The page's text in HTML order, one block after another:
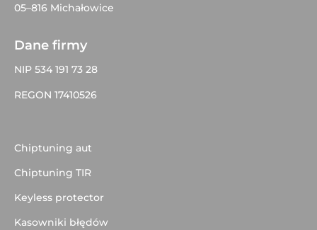
05–816 Michałowice
Dane firmy
NIP 534 191 73 28
REGON 17410526
Chiptuning aut
Chiptuning TIR
Keyless protector
Kasowniki błędów